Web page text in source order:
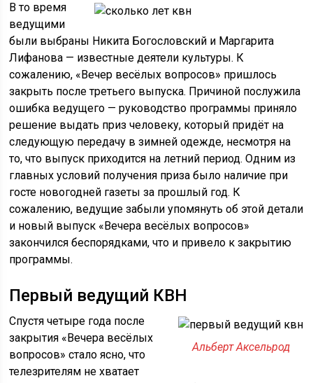
В то время
ведущими
были выбраны Никита Богословский и Маргарита
Лифанова — известные деятели культуры. К
сожалению, «Вечер весёлых вопросов» пришлось
закрыть после третьего выпуска. Причиной послужила
ошибка ведущего — руководство программы приняло
решение выдать приз человеку, который придёт на
следующую передачу в зимней одежде, несмотря на
то, что выпуск приходится на летний период. Одним из
главных условий получения приза было наличие при
госте новогодней газеты за прошлый год. К
сожалению, ведущие забыли упомянуть об этой детали
и новый выпуск «Вечера весёлых вопросов»
закончился беспорядками, что и привело к закрытию
программы.
Первый ведущий КВН
Альберт Аксельрод
Спустя четыре года после
закрытия «Вечера весёлых
вопросов» стало ясно, что
телезрителям не хватает